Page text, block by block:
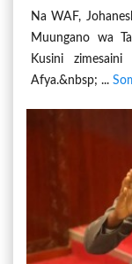
AFYA
Na WAF,
Muungano wa
Kusini
Afya.&nbsp; ...